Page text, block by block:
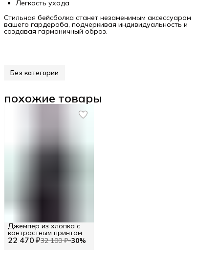
Легкость ухода
Стильная бейсболка станет незаменимым аксессуаром
вашего гардероба, подчеркивая индивидуальность и
создавая гармоничный образ.
Без категории
похожие товары
22 470 ₽32 100 ₽−30%
Джемпер из хлопка с
контрастным принтом